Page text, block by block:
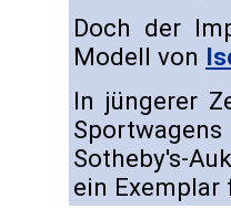
Doch der
Modell von
In jüngerer
Sotheby's-
ein Exemplar